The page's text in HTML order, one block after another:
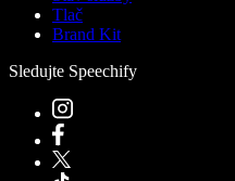
Tlač
Brand Kit
Sledujte Speechify